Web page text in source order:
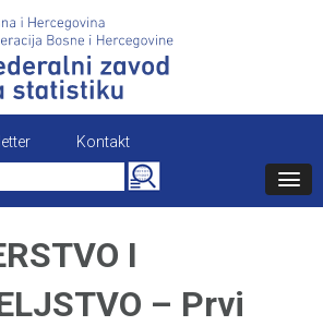
Kontakt
Search
for:
I
– Prvi